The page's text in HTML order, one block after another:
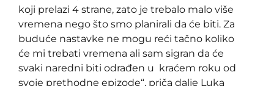
koji prelazi 4 strane, zato je trebalo malo više
vremena nego što smo planirali da će biti. Za
buduće nastavke ne mogu reći tačno koliko
će mi trebati vremena ali sam sigran da će
svaki naredni biti odrađen u kraćem roku od
svoje prethodne epizode“, priča dalje Luka